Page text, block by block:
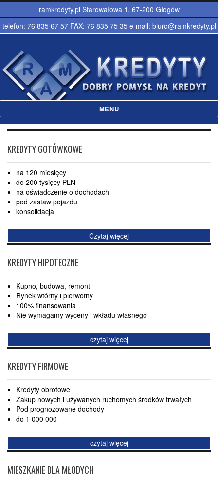
ramkredyty.pl Starowałowa 1, 67-200 Głogów
telefon: 76 835 67 57 FAX: 76 835 75 35 e-mail: biuro@ramkredyty.pl
Ramkredyty – Kredyty hipoteczne,
gotówkowe Głogów
MENU
KREDYTY GOTÓWKOWE
na 120 miesięcy
do 200 tysięcy PLN
na oświadczenie o dochodach
pod zastaw pojazdu
konsolidacja
Czytaj więcej
KREDYTY HIPOTECZNE
Kupno, budowa, remont
Rynek wtórny i pierwotny
100% finansowania
Nie wymagamy wyceny i wkładu własnego
czytaj więcej
KREDYTY FIRMOWE
Kredyty obrotowe
Zakup nowych i używanych ruchomych środków trwałych
Pod prognozowane dochody
do 1 000 000
czytaj więcej
MIESZKANIE DLA MŁODYCH